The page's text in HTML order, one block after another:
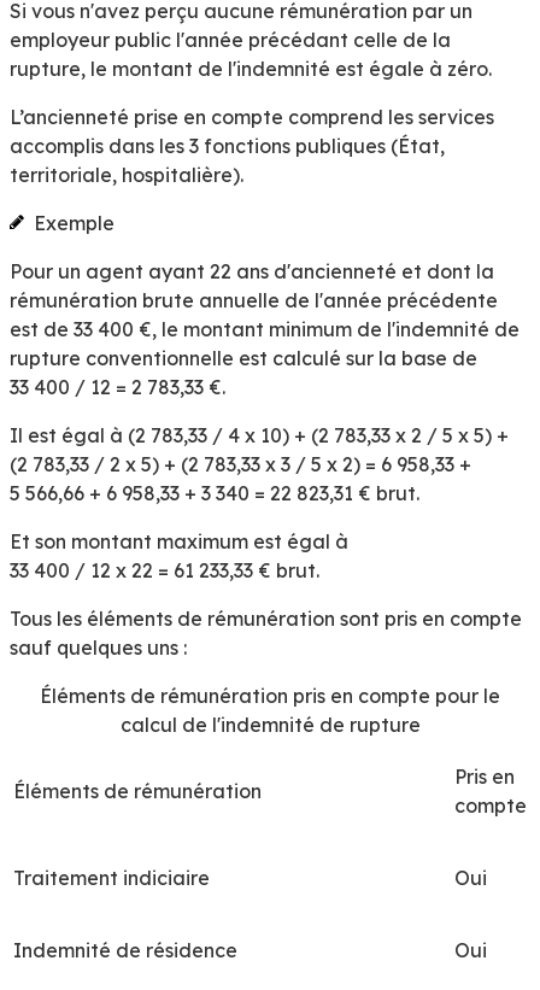
Si vous n'avez perçu aucune rémunération par un
employeur public l'année précédant celle de la
rupture, le montant de l'indemnité est égale à zéro.
L’ancienneté prise en compte comprend les services
accomplis dans les 3 fonctions publiques (État,
territoriale, hospitalière).
Exemple
Pour un agent ayant 22 ans d'ancienneté et dont la
rémunération brute annuelle de l'année précédente
est de 33 400 €, le montant minimum de l'indemnité de
rupture conventionnelle est calculé sur la base de
33 400 / 12 = 2 783,33 €.
Il est égal à (2 783,33 / 4 x 10) + (2 783,33 x 2 / 5 x 5) +
(2 783,33 / 2 x 5) + (2 783,33 x 3 / 5 x 2) = 6 958,33 +
5 566,66 + 6 958,33 + 3 340 = 22 823,31 € brut.
Et son montant maximum est égal à
33 400 / 12 x 22 = 61 233,33 € brut.
Tous les éléments de rémunération sont pris en compte
sauf quelques uns :
Éléments de rémunération pris en compte pour le
calcul de l'indemnité de rupture
Éléments de rémunération
Pris en
compte
Traitement indiciaire Oui
Indemnité de résidence Oui